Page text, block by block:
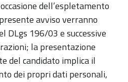
dell’espletamento
avviso verranno
196/03 e successive
la presentazione
del candidato implica il
dei propri dati personali,